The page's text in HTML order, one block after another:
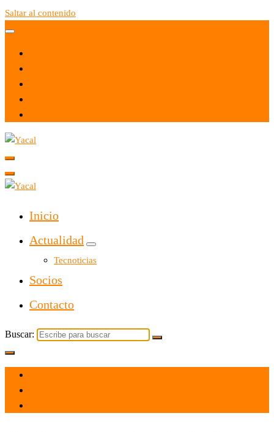
Saltar al contenido
Yacal micro hosting
Inicio
Actualidad
Tecnoticias
Socios
Contacto
Buscar: